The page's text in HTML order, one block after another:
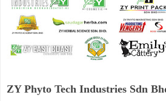
ZY Phyto Tech Industries Sdn